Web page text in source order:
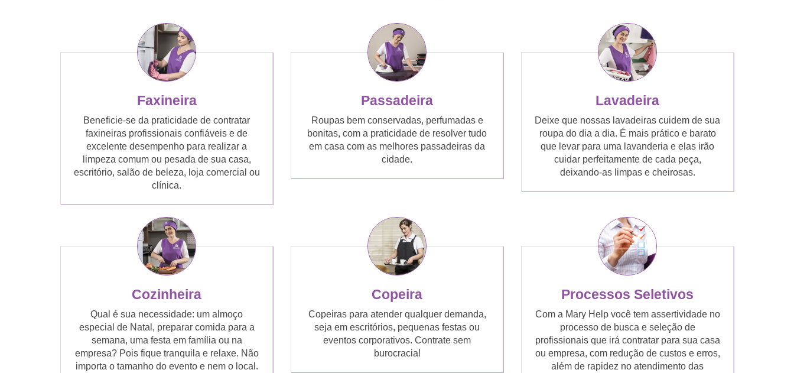
Faxineira
Beneficie-se da praticidade de contratar
faxineiras profissionais confiáveis e de
excelente desempenho para realizar a
limpeza comum ou pesada de sua casa,
escritório, salão de beleza, loja comercial ou
clínica.
Passadeira
Roupas bem conservadas, perfumadas e
bonitas, com a praticidade de resolver tudo
em casa com as melhores passadeiras da
cidade.
Lavadeira
Deixe que nossas lavadeiras cuidem de sua
roupa do dia a dia. É mais prático e barato
que levar para uma lavanderia e elas irão
cuidar perfeitamente de cada peça,
deixando-as limpas e cheirosas.
Cozinheira
Qual é sua necessidade: um almoço
especial de Natal, preparar comida para a
semana, uma festa em família ou na
empresa? Pois fique tranquila e relaxe. Não
importa o tamanho do evento e nem o local.
Copeira
Copeiras para atender qualquer demanda,
seja em escritórios, pequenas festas ou
eventos corporativos. Contrate sem
burocracia!
Processos Seletivos
Com a Mary Help você tem assertividade no
processo de busca e seleção de
profissionais que irá contratar para sua casa
ou empresa, com redução de custos e erros,
além de rapidez no atendimento das